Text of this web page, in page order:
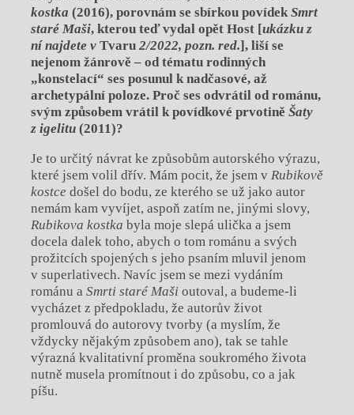
kostka (2016), porovnám se sbírkou povídekSmrt
staré Maši, kterou teď vydal opět Host [ukázku z
ní najdete v Tvaru2/2022, pozn. red.], liší se
nejenom žánrově – od tématu rodinných
„konstelací“ ses posunul k nadčasové, až
archetypální poloze. Proč ses odvrátil od románu,
svým způsobem vrátil kpovídkové prvotině Šaty
z igelitu(2011)?
Je to určitý návrat ke způsobům autorského výrazu,
které jsem volil dřív. Mám pocit, že jsem v Rubikově
kostce došel do bodu, ze kterého se už jako autor
nemám kam vyvíjet, aspoň zatím ne, jinými slovy,
Rubikova kostka byla moje slepá ulička a jsem
docela dalek toho, abych o tom románu a svých
prožitcích spojených s jeho psaním mluvil jenom
v superlativech. Navíc jsem se mezi vydáním
románu a Smrti staré Maši outoval, a budeme-li
vycházet z předpokladu, že autorův život
promlouvá do autorovy tvorby (a myslím, že
vždycky nějakým způsobem ano), tak se tahle
výrazná kvalitativní proměna soukromého života
nutně musela promítnout i do způsobu, co a jak
píšu.